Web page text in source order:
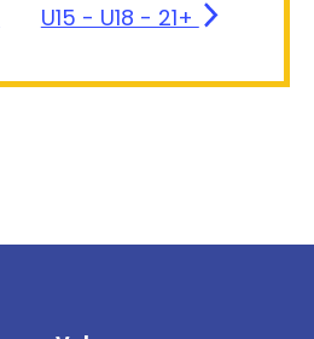
U15 - U18 - 21+